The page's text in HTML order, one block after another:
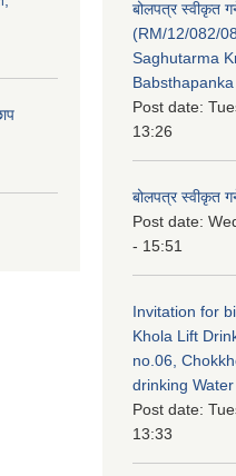
बोलपत्र स्वीकृत
(RM/12/082/
Saghutarma
Post date:
13:26
बोलपत्र स्वीकृत
Post date:
- 15:51
Invitation for
Khola Lift
no.06,
drinking
Post date:
13:33